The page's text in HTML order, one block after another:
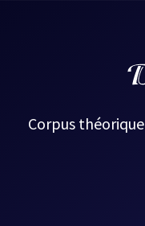
Corpus théorique